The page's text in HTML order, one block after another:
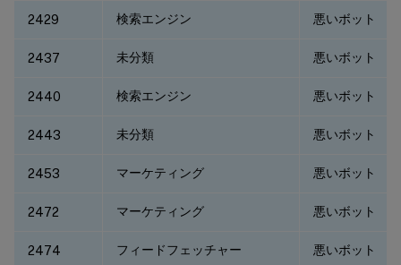
2429 検索エンジン 悪いボット
2437 未分類 悪いボット
2440 検索エンジン 悪いボット
2443 未分類 悪いボット
2453 マーケティング 悪いボット
2472 マーケティング 悪いボット
2474 フィードフェッチャー 悪いボット